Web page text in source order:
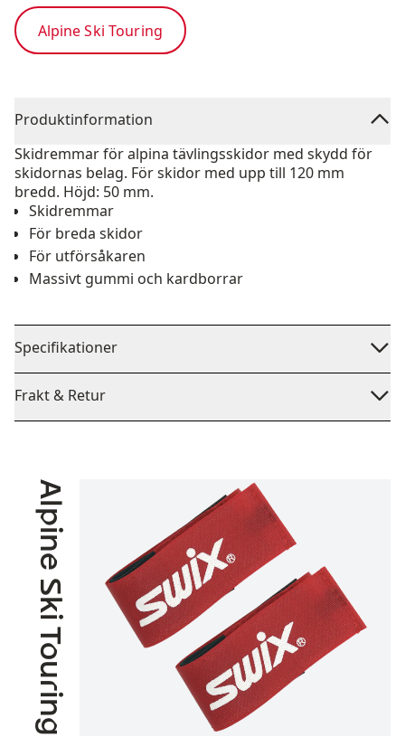
Alpine Ski Touring
Produktinformation
Skidremmar för alpina tävlingsskidor med skydd för
skidornas belag. För skidor med upp till 120 mm
bredd. Höjd: 50 mm.
Skidremmar
För breda skidor
För utförsåkaren
Massivt gummi och kardborrar
Specifikationer
Frakt & Retur
Alpine Ski Touring